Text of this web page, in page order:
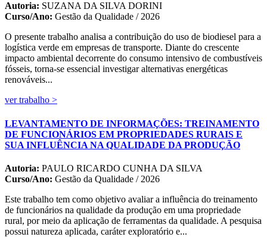
Autoria: SUZANA DA SILVA DORINI
Curso/Ano: Gestão da Qualidade / 2026
O presente trabalho analisa a contribuição do uso de biodiesel para a
logística verde em empresas de transporte. Diante do crescente
impacto ambiental decorrente do consumo intensivo de combustíveis
fósseis, torna-se essencial investigar alternativas energéticas
renováveis...
ver trabalho >
LEVANTAMENTO DE INFORMAÇÕES: TREINAMENTO
DE FUNCIONÁRIOS EM PROPRIEDADES RURAIS E
SUA INFLUÊNCIA NA QUALIDADE DA PRODUÇÃO
Autoria: PAULO RICARDO CUNHA DA SILVA
Curso/Ano: Gestão da Qualidade / 2026
Este trabalho tem como objetivo avaliar a influência do treinamento
de funcionários na qualidade da produção em uma propriedade
rural, por meio da aplicação de ferramentas da qualidade. A pesquisa
possui natureza aplicada, caráter exploratório e...